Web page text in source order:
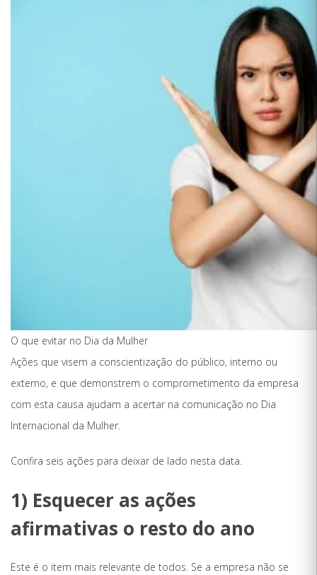
O que evitar no Dia da Mulher
Ações que visem a conscientização do público, interno ou
externo, e que demonstrem o comprometimento da empresa
com esta causa ajudam a acertar na comunicação no Dia
Internacional da Mulher.
Confira seis ações para deixar de lado nesta data.
1) Esquecer as ações
afirmativas o resto do ano
Este é o item mais relevante de todos. Se a empresa não se